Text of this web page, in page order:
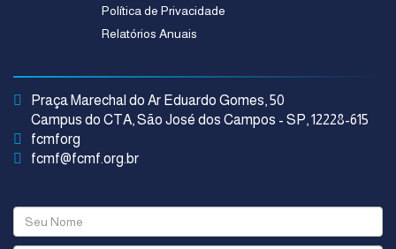
Política de Privacidade
Relatórios Anuais
Praça Marechal do Ar Eduardo Gomes, 50
Campus do CTA, São José dos Campos - SP, 12228-615
fcmforg
fcmf@fcmf.org.br